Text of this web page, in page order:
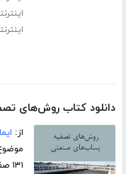
دانلود کتاب روش‌های
از:
۱۳۱ صفحه